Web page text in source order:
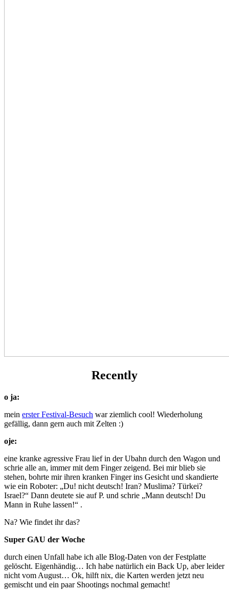
Recently
o ja:
mein erster Festival-Besuch war ziemlich cool! Wiederholung
gefällig, dann gern auch mit Zelten :)
oje:
eine kranke agressive Frau lief in der Ubahn durch den Wagon und
schrie alle an, immer mit dem Finger zeigend. Bei mir blieb sie
stehen, bohrte mir ihren kranken Finger ins Gesicht und skandierte
wie ein Roboter: „Du! nicht deutsch! Iran? Muslima? Türkei?
Israel?“ Dann deutete sie auf P. und schrie „Mann deutsch! Du
Mann in Ruhe lassen!“ .
Na? Wie findet ihr das?
Super GAU der Woche
durch einen Unfall habe ich alle Blog-Daten von der Festplatte
gelöscht. Eigenhändig… Ich habe natürlich ein Back Up, aber leider
nicht vom August… Ok, hilft nix, die Karten werden jetzt neu
gemischt und ein paar Shootings nochmal gemacht!